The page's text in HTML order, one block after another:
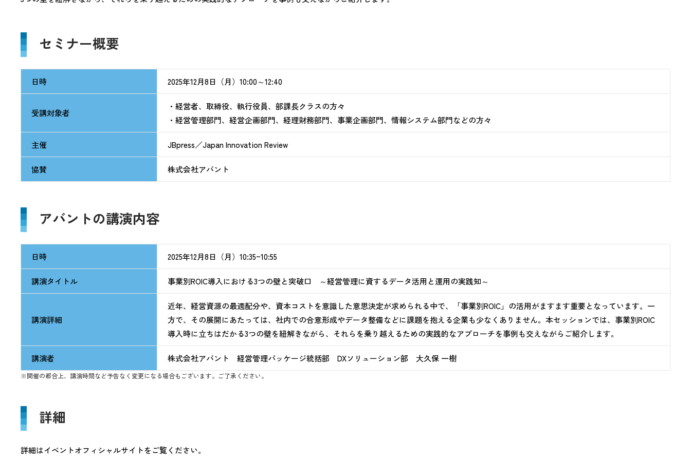
セミナー概要
日時 2025年12月8日（月）10:00～12:40
受講対象者
・経営者、取締役、執行役員、部課長クラスの方々
・経営管理部門、経営企画部門、経理財務部門、事業企画部門、情報システム部門などの方々
主催 JBpress／Japan Innovation Review
協賛 株式会社アバント
アバントの講演内容
日時 2025年12月8日（月）10:35~10:55
講演タイトル 事業別ROIC導入における3つの壁と突破口 ～経営管理に資するデータ活用と運用の実践知～
講演詳細
近年、経営資源の最適配分や、資本コストを意識した意思決定が求められる中で、「事業別ROIC」の活用がますます重要となっています。一
方で、その展開にあたっては、社内での合意形成やデータ整備などに課題を抱える企業も少なくありません。本セッションでは、事業別ROIC
導入時に立ちはだかる3つの壁を紐解きながら、それらを乗り越えるための実践的なアプローチを事例も交えながらご紹介します。
講演者 株式会社アバント 経営管理パッケージ統括部 DXソリューション部 大久保 一樹
※開催の都合上、講演時間など予告なく変更になる場合もございます。ご了承ください。
詳細
詳細はイベントオフィシャルサイトをご覧ください。